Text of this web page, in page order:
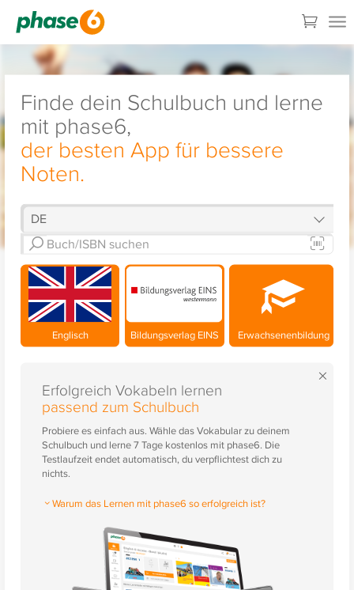
Finde dein Schulbuch und lerne
mit phase6,
der besten App für bessere
Noten.
Englisch Bildungsverlag EINS Erwachsenenbildung
×
Erfolgreich Vokabeln lernen
passend zum Schulbuch
Probiere es einfach aus. Wähle das Vokabular zu deinem
Schulbuch und lerne 7 Tage kostenlos mit phase6. Die
Testlaufzeit endet automatisch, du verpflichtest dich zu
nichts.
Warum das Lernen mit phase6 so erfolgreich ist?